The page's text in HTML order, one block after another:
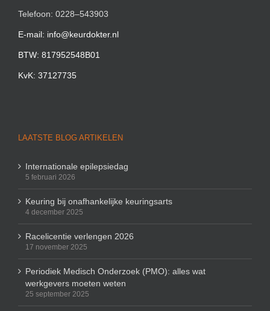
Telefoon: 0228–543903
E-mail: info@keurdokter.nl
BTW: 817952548B01
KvK: 37127735
LAATSTE BLOG ARTIKELEN
Internationale epilepsiedag
5 februari 2026
Keuring bij onafhankelijke keuringsarts
4 december 2025
Racelicentie verlengen 2026
17 november 2025
Periodiek Medisch Onderzoek (PMO): alles wat
werkgevers moeten weten
25 september 2025